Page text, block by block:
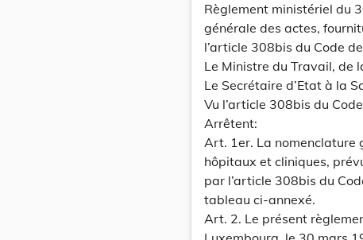
Règlement ministériel du
générale des actes,
l’article 308bis du Code
Le Ministre du Travail, de
Le Secrétaire d’Etat à la
Vu l’article 308bis du
Arrêtent:
Art. 1er. La nomenclature
hôpitaux et cliniques,
par l’article 308bis du
tableau ci-annexé.
Art. 2. Le présent